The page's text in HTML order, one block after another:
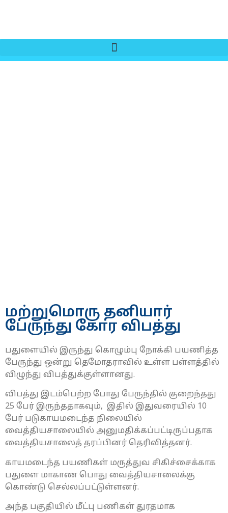
மற்றுமொரு தனியார்
பேருந்து கோர விபத்து
பதுளையில் இருந்து கொழும்பு நோக்கி பயணித்த
பேருந்து ஒன்று தெமோதராவில் உள்ள பள்ளத்தில்
விழுந்து விபத்துக்குள்ளானது.
விபத்து இடம்பெற்ற போது பேருந்தில் குறைந்தது
25 பேர் இருந்ததாகவும், இதில் இதுவரையில் 10
பேர் படுகாயமடைந்த நிலையில்
வைத்தியசாலையில் அனுமதிக்கப்பட்டிருப்பதாக
வைத்தியசாலைத் தரப்பினர் தெரிவித்தனர்.
காயமடைந்த பயணிகள் மருத்துவ சிகிச்சைக்காக
பதுளை மாகாண பொது வைத்தியசாலைக்கு
கொண்டு செல்லப்பட்டுள்ளனர்.
அந்த பகுதியில் மீட்பு பணிகள் துரதமாக